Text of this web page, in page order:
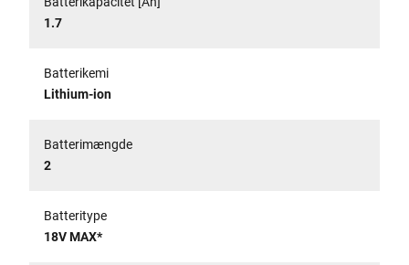
1.7
Batterikemi
Lithium-ion
Batterimængde
2
Batteritype
18V MAX*